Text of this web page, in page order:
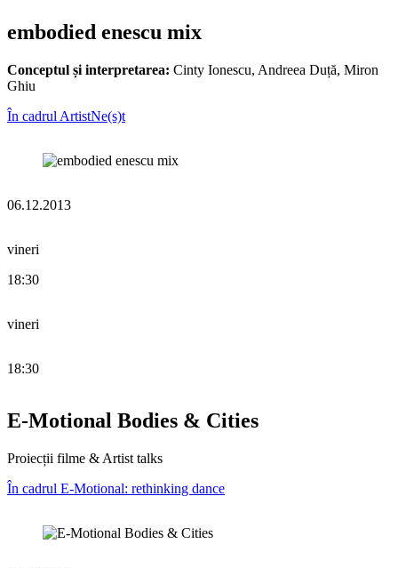
embodied enescu mix
Conceptul și interpretarea: Cinty Ionescu, Andreea Duță, Miron
Ghiu
În cadrul ArtistNe(s)t
06.12.2013
vineri
18:30
vineri
18:30
E-Motional Bodies & Cities
Proiecții filme & Artist talks
În cadrul E-Motional: rethinking dance